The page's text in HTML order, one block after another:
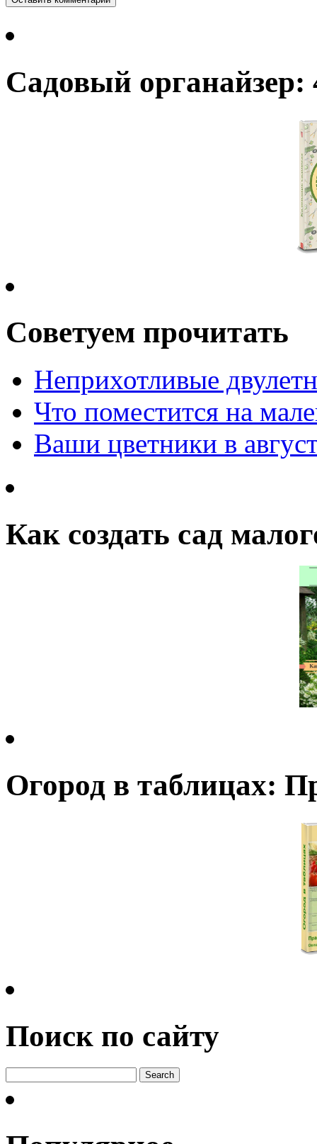
Садовый органайзер:
Советуем прочитать
Неприхотливые
Что поместится на
Ваши цветники в
Как создать сад
Огород в таблицах:
Поиск по сайту